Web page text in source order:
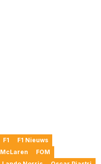
F1
F1 Nieuws
McLaren
FOM